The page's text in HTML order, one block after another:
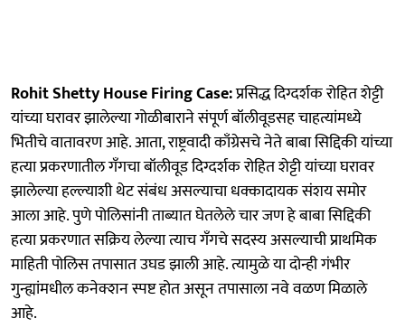
Rohit Shetty House Firing Case:प्रसिद्ध दिग्दर्शक रोहित शेट्टी
यांच्या घरावर झालेल्या गोळीबाराने संपूर्ण बॉलीवूडसह चाहत्यांमध्ये
भितीचे वातावरण आहे. आता, राष्ट्रवादी काँग्रेसचे नेते बाबा सिद्दिकी यांच्या
हत्या प्रकरणातील गँगचा बॉलीवूड दिग्दर्शक रोहित शेट्टी यांच्या घरावर
झालेल्या हल्ल्याशी थेट संबंध असल्याचा धक्कादायक संशय समोर
आला आहे. पुणे पोलिसांनी ताब्यात घेतलेले चार जण हे बाबा सिद्दिकी
हत्या प्रकरणात सक्रिय लेल्या त्याच गँगचे सदस्य असल्याची प्राथमिक
माहिती पोलिस तपासात उघड झाली आहे. त्यामुळे या दोन्ही गंभीर
गुन्ह्यांमधील कनेक्शन स्पष्ट होत असून तपासाला नवे वळण मिळाले
आहे.